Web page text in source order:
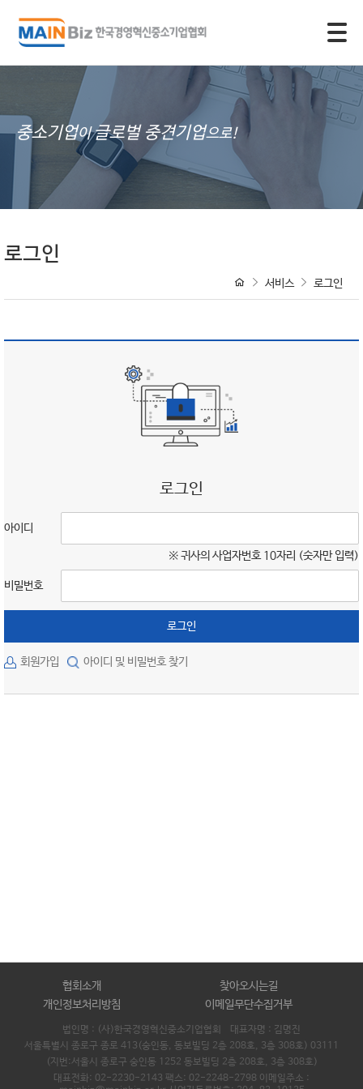
중소기업이글로벌 중견기업으로!
로그인
서비스 로그인
로그인
아이디
※ 귀사의 사업자번호 10자리 (숫자만 입력)
비밀번호
로그인
회원가입 아이디 및 비밀번호 찾기
협회소개
찾아오시는길
개인정보처리방침
이메일무단수집거부
법인명 : (사)한국경영혁신중소기업협회 대표자명 : 김명진
서울특별시 종로구 종로 413(숭인동, 동보빌딩 2층 208호, 3층 308호) 03111
(지번:서울시 종로구 숭인동 1252 동보빌딩 2층 208호, 3층 308호)
대표전화: 02-2230-2143 팩스: 02-2248-2798 이메일주소 :